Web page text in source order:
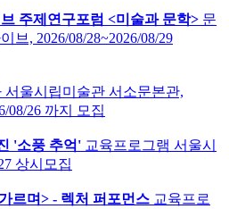
주제연구포럼 <미술과 문학> 문
브, 2026/08/28~2026/08/29
서울시립미술관 서소문본관,
08/26 까지 모집
'소풍 추억' 교육프로그램 서울시
상시모집
르며> - 렉처 퍼포먼스 교육프로